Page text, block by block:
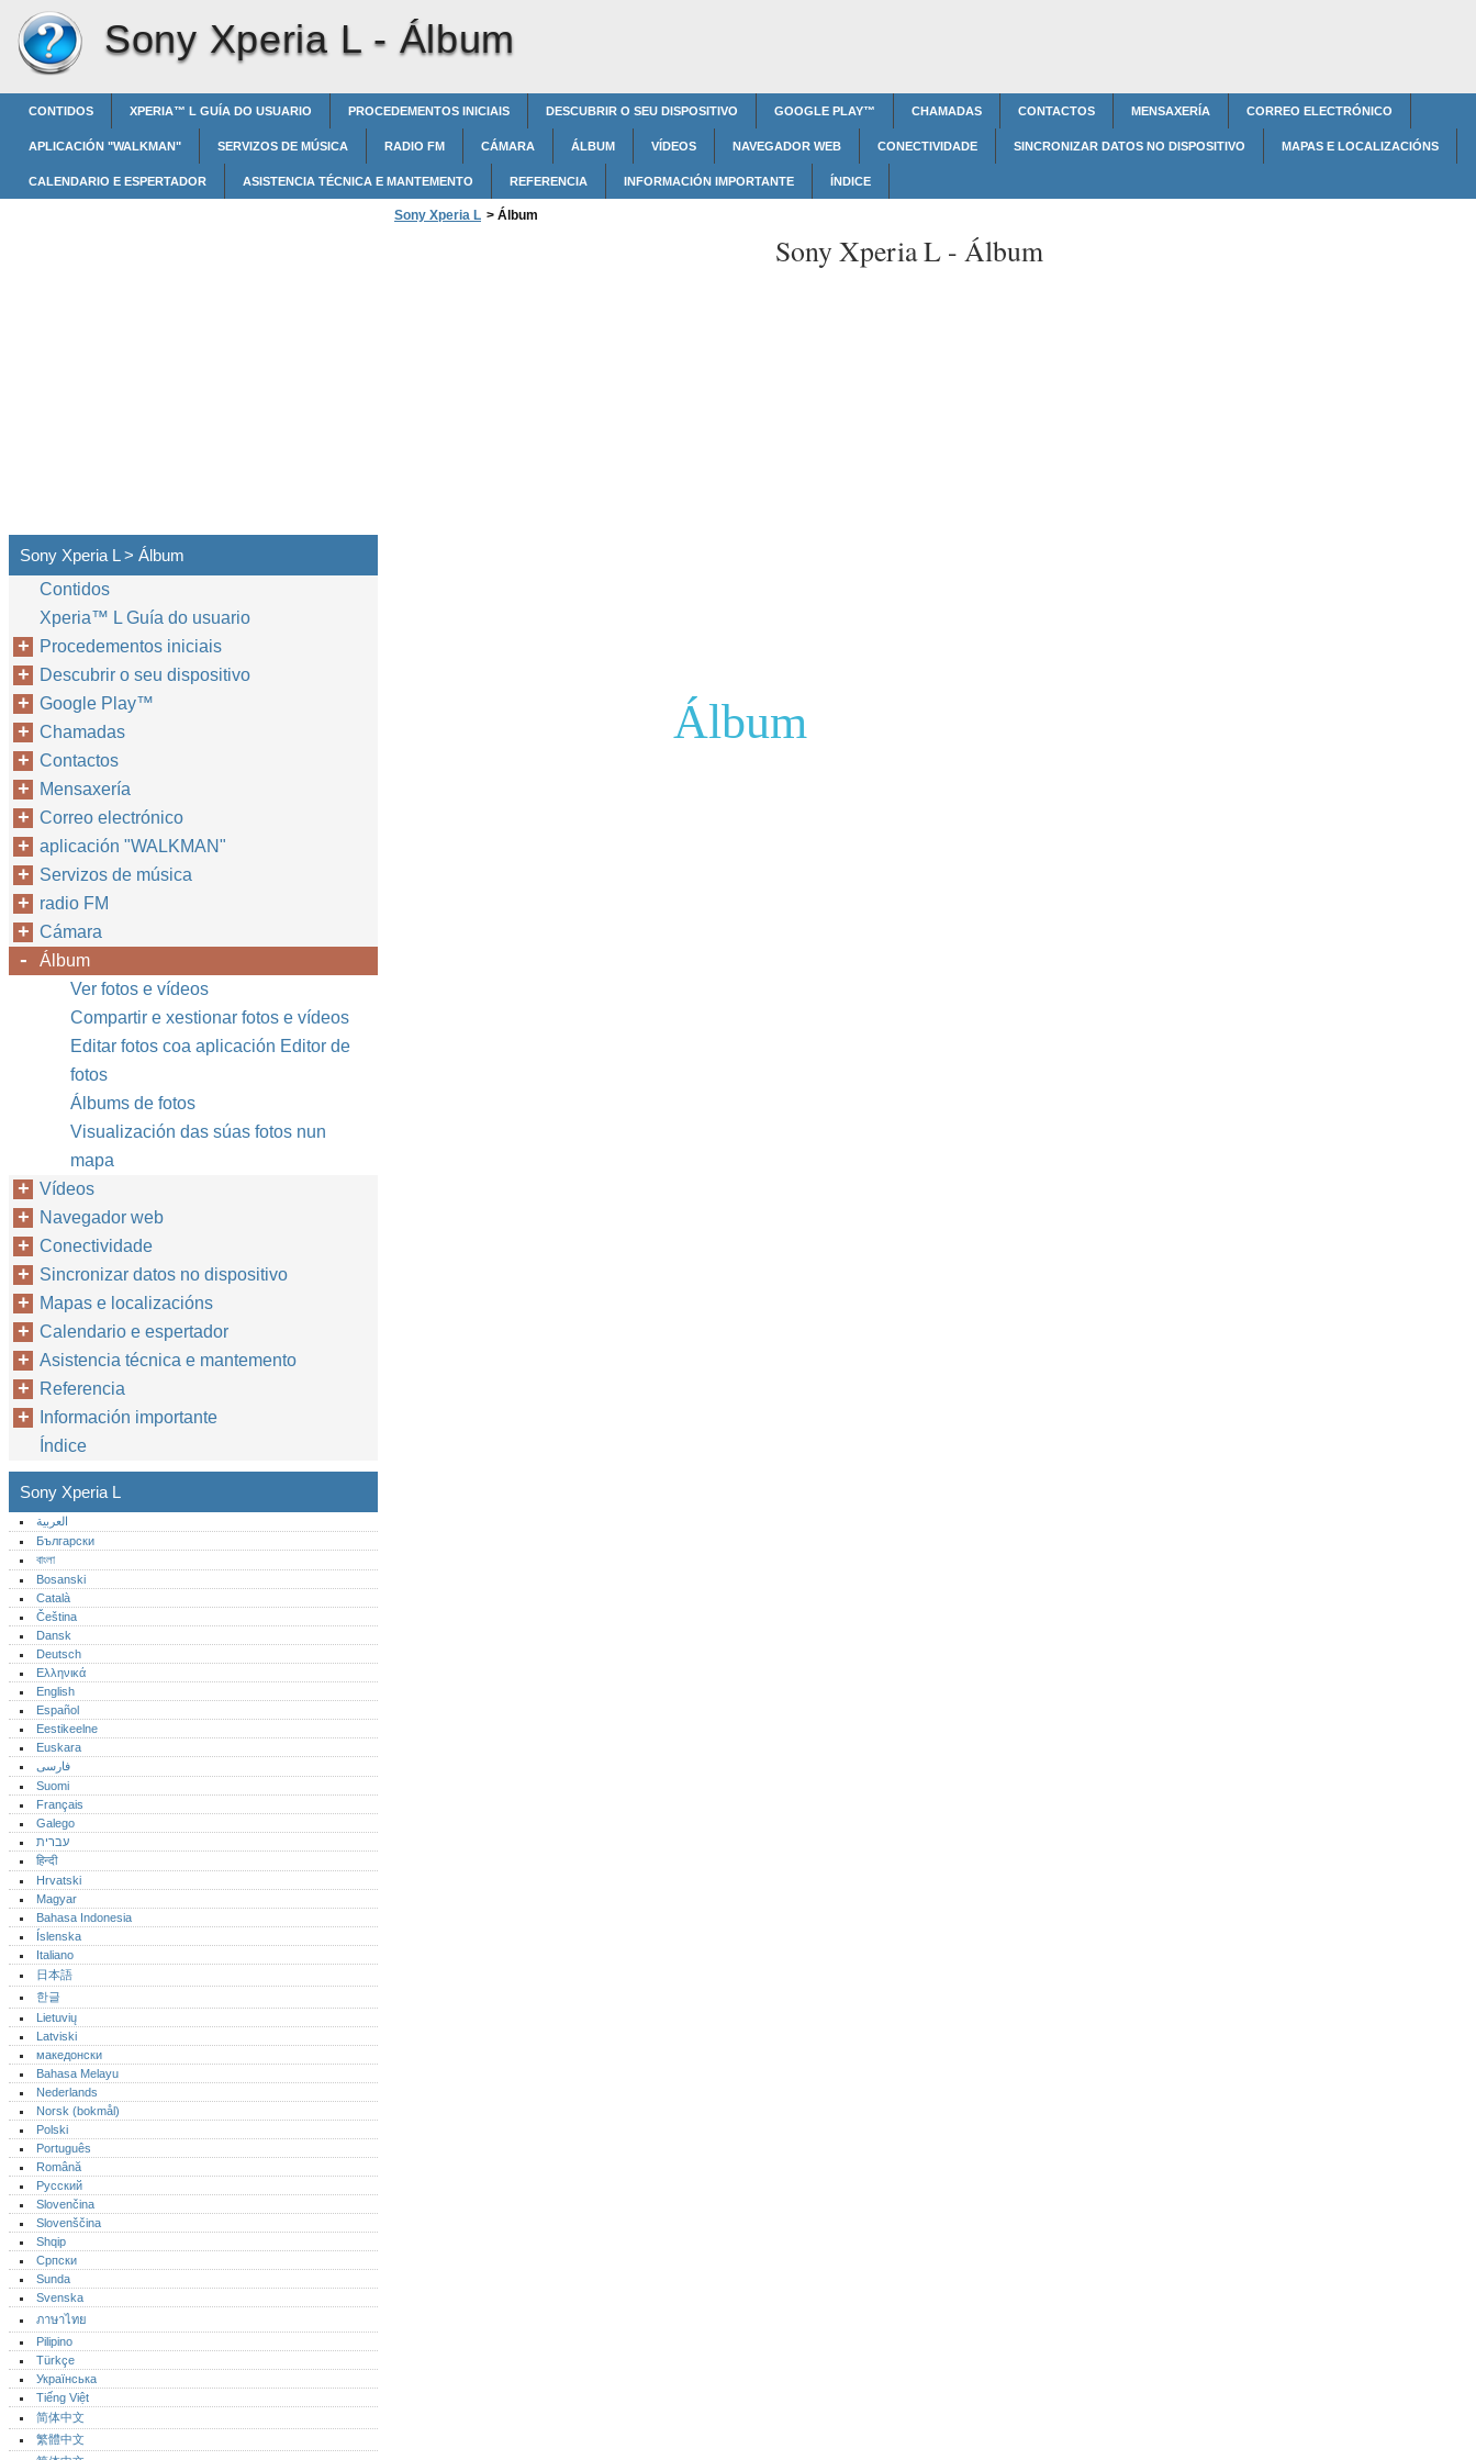
Sony Xperia L - Álbum
CONTIDOS XPERIA™‎ L GUÍA DO USUARIO PROCEDEMENTOS INICIAIS DESCUBRIR O SEU DISPOSITIVO GOOGLE PLAY™‎ CHAMADAS CONTACTOS MENSAXERÍA CORREO ELECTRÓNICO
APLICACIÓN "WALKMAN" SERVIZOS DE MÚSICA RADIO FM CÁMARA ÁLBUM VÍDEOS NAVEGADOR WEB CONECTIVIDADE SINCRONIZAR DATOS NO DISPOSITIVO MAPAS E LOCALIZACIÓNS
CALENDARIO E ESPERTADOR ASISTENCIA TÉCNICA E MANTEMENTO REFERENCIA INFORMACIÓN IMPORTANTE ÍNDICE
Sony Xperia L > Álbum
Sony Xperia L - Álbum
Álbum
Sony Xperia L > Álbum
Contidos
Xperia™‎ L Guía do usuario
Procedementos iniciais
Descubrir o seu dispositivo
Google Play™‎
Chamadas
Contactos
Mensaxería
Correo electrónico
aplicación "WALKMAN"
Servizos de música
radio FM
Cámara
Álbum
Ver fotos e vídeos
Compartir e xestionar fotos e vídeos
Editar fotos coa aplicación Editor de
fotos
Álbums de fotos
Visualización das súas fotos nun
mapa
Vídeos
Navegador web
Conectividade
Sincronizar datos no dispositivo
Mapas e localizacións
Calendario e espertador
Asistencia técnica e mantemento
Referencia
Información importante
Índice
Sony Xperia L
العربية
Български
বাংলা
Bosanski
Català
Čeština
Dansk
Deutsch
Ελληνικά
English
Español
Eestikeelne
Euskara
فارسی
Suomi
Français
Galego
עברית
हिन्दी
Hrvatski
Magyar
Bahasa Indonesia
Íslenska
Italiano
日本語
한글
Lietuvių
Latviski
македонски
Bahasa Melayu
Nederlands
Norsk (bokmål)‎
Polski
Português‎
Română
Русский
Slovenčina
Slovenščina
Shqip
Српски
Sunda
Svenska
ภาษาไทย
Pilipino
Türkçe
Українська
Tiếng Việt
简体中文
繁體中文